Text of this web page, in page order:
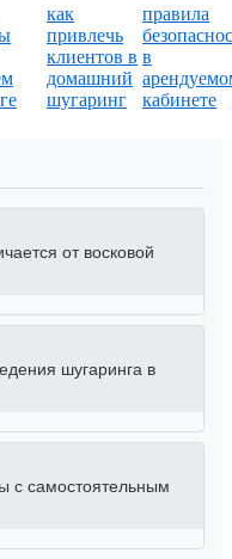
как
привлечь
клиентов в
домашний
шугаринг
правила
в
кабинете
от восковой
шугаринга в
с самостоятельным